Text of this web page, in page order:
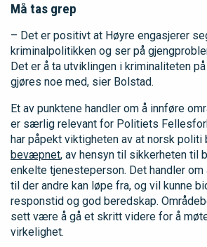
Må tas grep
– Det er positivt at Høyre engasjerer
kriminalpolitikken og ser på
Det er å ta utviklingen i kriminaliteten
gjøres noe med, sier Bolstad.
Et av punktene handler om å innføre
er særlig relevant for Politiets
har påpekt viktigheten av at norsk politi
bevæpnet, av hensyn til sikkerheten til
enkelte tjenesteperson. Det handler
til der andre kan løpe fra, og vil kunne
responstid og god beredskap.
sett være å gå et skritt videre for å
virkelighet.